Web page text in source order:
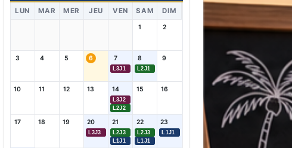
LUN MAR MER JEU VEN SAM DIM
1 2
3 4 5 6 7
L3J1
8
L2J1
9
10 11 12 13 14
L3J2
L2J2
15 16
17 18 19 20
L3J3
21
L2J3
L1J1
22
L2J3
L1J1
23
L1J1